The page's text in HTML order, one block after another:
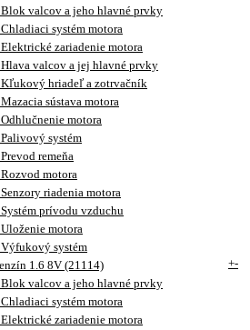
Blok valcov a jeho hlavné prvky
Chladiaci systém motora
Elektrické zariadenie motora
Hlava valcov a jej hlavné prvky
Kľukový hriadeľ a zotrvačník
Mazacia sústava motora
Odhlučnenie motora
Palivový systém
Prevod remeňa
Rozvod motora
Senzory riadenia motora
Systém prívodu vzduchu
Uloženie motora
Výfukový systém
1.6 8V (21114)
+-
Blok valcov a jeho hlavné prvky
Chladiaci systém motora
Elektrické zariadenie motora